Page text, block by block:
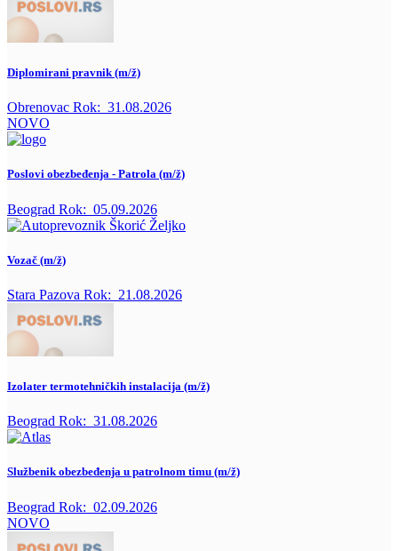
Diplomirani pravnik (m/ž)
Obrenovac Rok: 31.08.2026
NOVO
Poslovi obezbeđenja - Patrola (m/ž)
Beograd Rok: 05.09.2026
Vozač (m/ž)
Stara Pazova Rok: 21.08.2026
Izolater termotehničkih instalacija (m/ž)
Beograd Rok: 31.08.2026
Službenik obezbeđenja u patrolnom timu (m/ž)
Beograd Rok: 02.09.2026
NOVO